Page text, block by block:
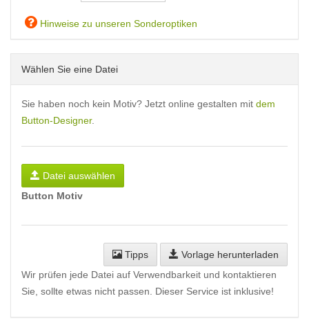
Hinweise zu unseren Sonderoptiken
Wählen Sie eine Datei
Sie haben noch kein Motiv? Jetzt online gestalten mit dem
Button-Designer.
Datei auswählen
Button Motiv
Tipps
Vorlage herunterladen
Wir prüfen jede Datei auf Verwendbarkeit und kontaktieren
Sie, sollte etwas nicht passen. Dieser Service ist inklusive!